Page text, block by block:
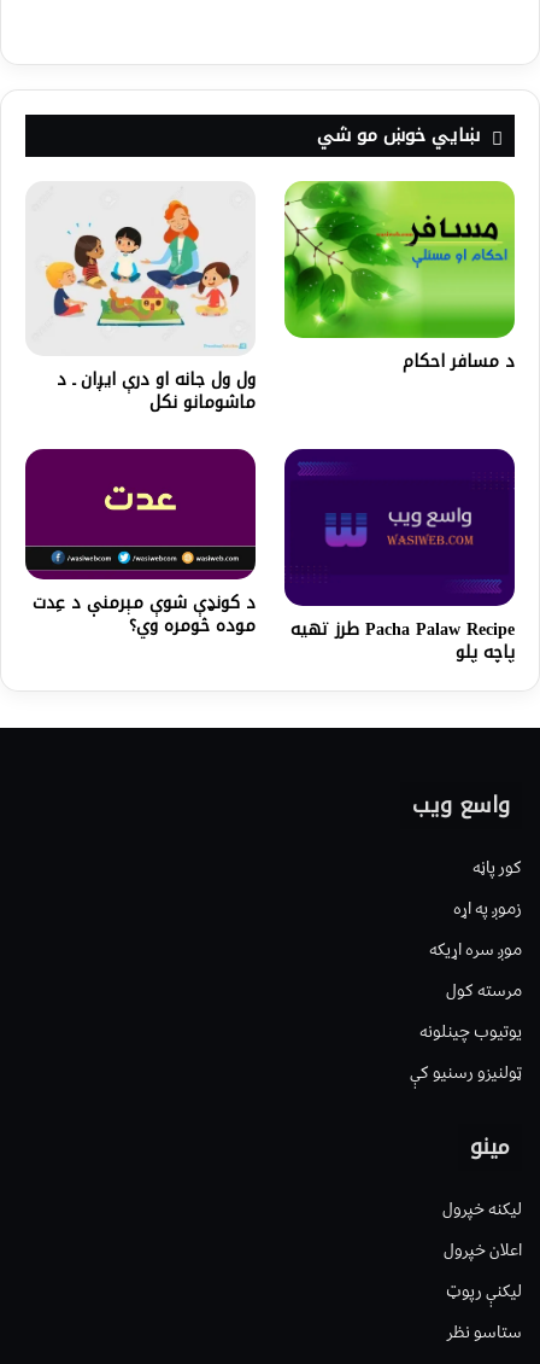
ښايي خوښ مو شي
د مسافر احکام
ول ول جانه او درې ايږان ـ د
ماشومانو نکل
Pacha Palaw Recipe طرز تهیه
پاچه پلو
د کونډې شوې مېرمنې د عِدت
موده څومره وي؟
واسع ویب
کور پاڼه
زموږ په اړه
موږ سره اړیکه
مرسته کول
یوتیوب چینلونه
ټولنیزو رسنیو کې
مینو
لیکنه خپرول
اعلان خپرول
لیکنې رپوټ
ستاسو نظر